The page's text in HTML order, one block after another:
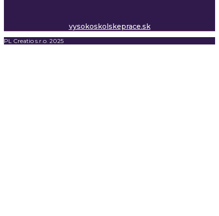
vysokoskolskeprace.sk
PL Creatio s.r.o. 2025